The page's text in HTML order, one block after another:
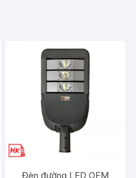
Đèn đường LED OEM